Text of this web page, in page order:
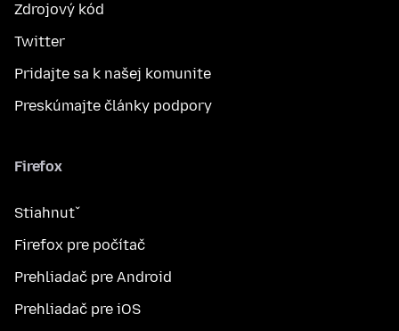
Zdrojový kód
Twitter
Pridajte sa k našej komunite
Preskúmajte články podpory
Firefox
Stiahnuť
Firefox pre počítač
Prehliadač pre Android
Prehliadač pre iOS